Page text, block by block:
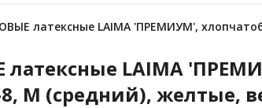
латексные LAIMA 'ПРЕМИУМ',
LAIMA
M (средний), желтые,